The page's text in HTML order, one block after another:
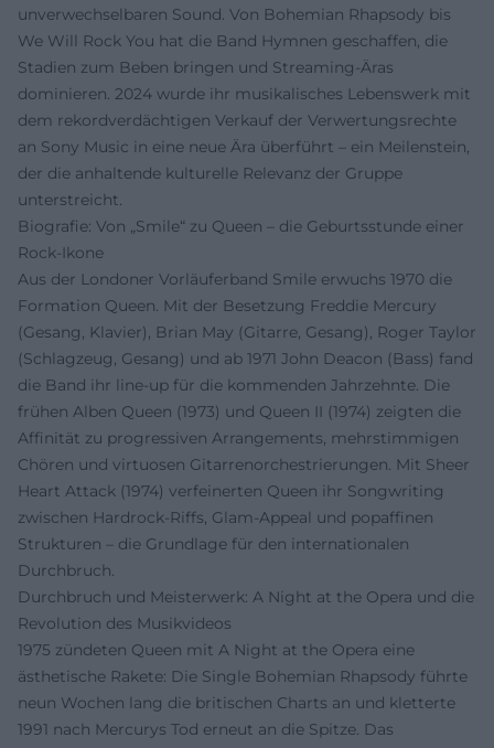
unverwechselbaren Sound. Von Bohemian Rhapsody bis
We Will Rock You hat die Band Hymnen geschaffen, die
Stadien zum Beben bringen und Streaming-Äras
dominieren. 2024 wurde ihr musikalisches Lebenswerk mit
dem rekordverdächtigen Verkauf der Verwertungsrechte
an Sony Music in eine neue Ära überführt – ein Meilenstein,
der die anhaltende kulturelle Relevanz der Gruppe
unterstreicht.
Biografie: Von „Smile“ zu Queen – die Geburtsstunde einer
Rock-Ikone
Aus der Londoner Vorläuferband Smile erwuchs 1970 die
Formation Queen. Mit der Besetzung Freddie Mercury
(Gesang, Klavier), Brian May (Gitarre, Gesang), Roger Taylor
(Schlagzeug, Gesang) und ab 1971 John Deacon (Bass) fand
die Band ihr line-up für die kommenden Jahrzehnte. Die
frühen Alben Queen (1973) und Queen II (1974) zeigten die
Affinität zu progressiven Arrangements, mehrstimmigen
Chören und virtuosen Gitarrenorchestrierungen. Mit Sheer
Heart Attack (1974) verfeinerten Queen ihr Songwriting
zwischen Hardrock-Riffs, Glam-Appeal und popaffinen
Strukturen – die Grundlage für den internationalen
Durchbruch.
Durchbruch und Meisterwerk: A Night at the Opera und die
Revolution des Musikvideos
1975 zündeten Queen mit A Night at the Opera eine
ästhetische Rakete: Die Single Bohemian Rhapsody führte
neun Wochen lang die britischen Charts an und kletterte
1991 nach Mercurys Tod erneut an die Spitze. Das